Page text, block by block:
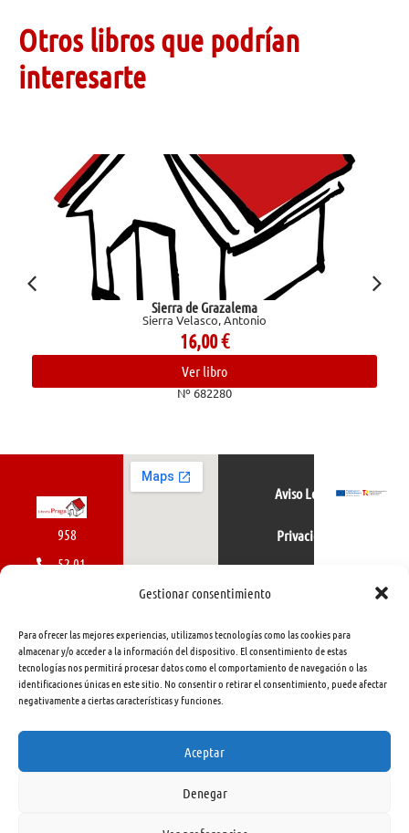
Gestionar consentimiento
Para ofrecer las mejores experiencias, utilizamos tecnologías como las cookies para
almacenar y/o acceder a la información del dispositivo. El consentimiento de estas
tecnologías nos permitirá procesar datos como el comportamiento de navegación o las
identificaciones únicas en este sitio. No consentir o retirar el consentimiento, puede afectar
negativamente a ciertas características y funciones.
Aceptar
Denegar
Otros libros que podrían
interesarte
Sierra de Grazalema
Sierra Velasco, Antonio
16,00€
Ver libro
Nº 682280
958
52 01
462
415
info@libreriapraga.com
Gracia,
Aviso Legal
Privacidad